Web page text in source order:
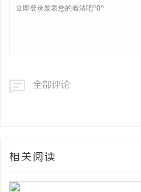
全部评论
相关阅读